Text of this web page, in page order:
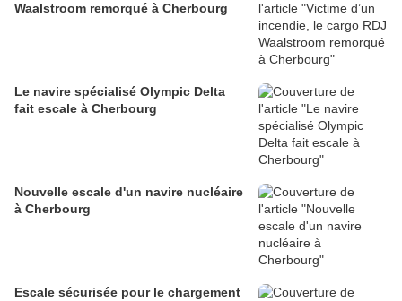
Waalstroom remorqué à Cherbourg
Le navire spécialisé Olympic Delta
fait escale à Cherbourg
Nouvelle escale d'un navire nucléaire
à Cherbourg
Escale sécurisée pour le chargement